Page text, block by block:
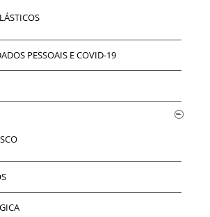
PESSOAIS E COVID-19